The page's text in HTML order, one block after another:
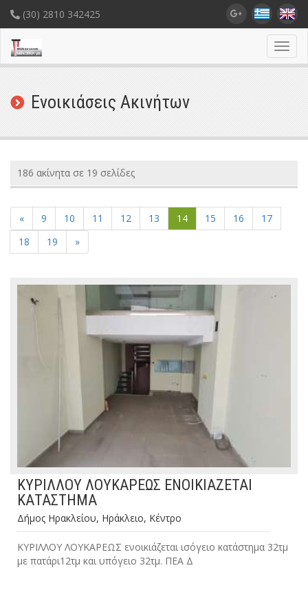
(30) 2810 342425
Ενοικιάσεις Ακινήτων
186 ακίνητα σε 19 σελίδες
« 9 10 11 12 13 14 15 16
17
18
19 »
ΚΥΡΙΛΛΟΥ ΛΟΥΚΑΡΕΩΣ ΕΝΟΙΚΙΑΖΕΤΑΙ
ΚΑΤΑΣΤΗΜΑ
Δήμος Ηρακλείου, Ηράκλειο, Κέντρο
ΚΥΡΙΛΛΟΥ ΛΟΥΚΑΡΕΩΣ ενοικιάζεται ισόγειο κατάστημα 32τμ
με πατάρι12τμ και υπόγειο 32τμ. ΠΕΑ Δ